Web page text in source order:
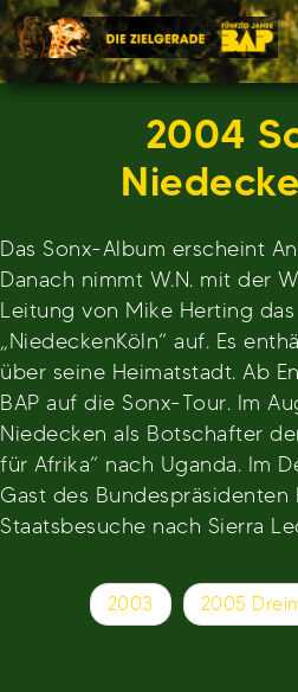
Skip
to
content
2004
Das Sonx-Album erscheint
Danach nimmt W.N. mit der
Leitung von Mike Herting
„NiedeckenKöln“ auf. Es
über seine Heimatstadt. Ab
BAP auf die Sonx-Tour. Im
Niedecken als Botschafter
für Afrika“ nach Uganda. Im
Gast des
Staatsbesuche nach Sierra
Beitragsnavigation
2003 2005